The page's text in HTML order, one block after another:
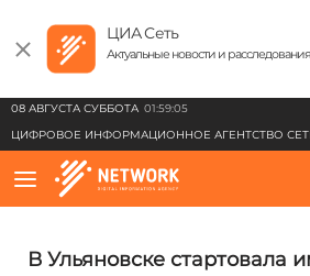
ЦИА Сеть
Актуальные новости и
08 АВГУСТА СУББОТА 01:59:05
ЦИФРОВОЕ ИНФОРМАЦИОННОЕ АГЕНТСТВО
В Ульяновске стартовала